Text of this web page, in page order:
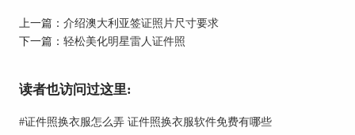
上一篇： 介绍澳大利亚签证照片尺寸要求
下一篇： 轻松美化明星雷人证件照
读者也访问过这里:
#证件照换衣服怎么弄 证件照换衣服软件免费有哪些